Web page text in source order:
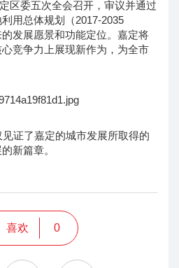
区委五次全会召开，审议并通过
用总体规划（2017-2035
发展愿景和功能定位。嘉定将
竞争力上展现新作为，为全市
证了嘉定的城市发展所取得的
新篇章。
喜欢 0